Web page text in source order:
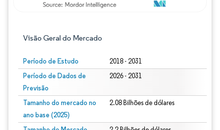
Visão Geral do Mercado
Período de Estudo 2018 - 2031
Período de Dados de
Previsão
2026 - 2031
Tamanho do mercado no
ano base (2025)
2.08 Bilhões de dólares